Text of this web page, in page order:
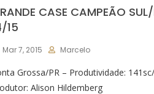
CASE CAMPEÃO
15
Mar 7, 2015 Marcelo
Grossa/PR – Produtividade:
Alison Hildemberg